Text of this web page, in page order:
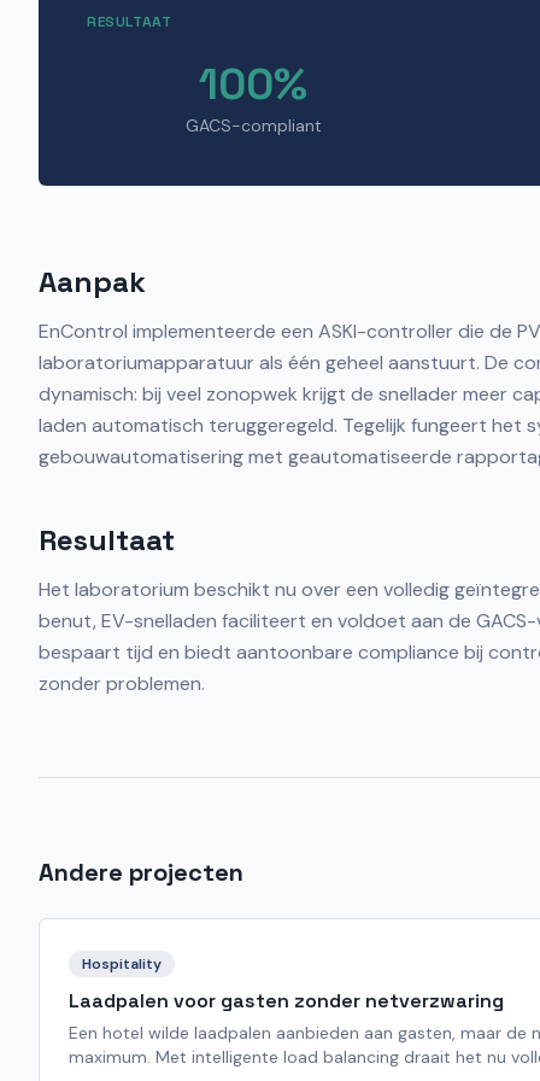
RESULTAAT
100%
GACS-compliant
Aanpak
EnControl implementeerde een ASKI-controller die de
laboratoriumapparatuur als één geheel aanstuurt. De
dynamisch: bij veel zonopwek krijgt de snellader meer
laden automatisch teruggeregeld. Tegelijk fungeert het
gebouwautomatisering met geautomatiseerde
Resultaat
Het laboratorium beschikt nu over een volledig
benut, EV-snelladen faciliteert en voldoet aan de
bespaart tijd en biedt aantoonbare compliance bij
zonder problemen.
Andere projecten
Hospitality
Laadpalen voor gasten zonder netverzwaring
Een hotel wilde laadpalen aanbieden aan gasten, maar de
maximum. Met intelligente load balancing draait het nu